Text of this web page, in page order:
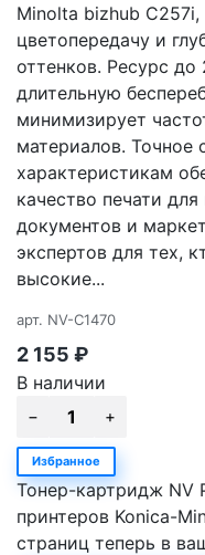
Minolta bizhub
цветопередачу и
оттенков. Ресурс до
длительную
минимизирует
материалов. Точное
характеристикам
качество печати
документов и
экспертов для тех,
высокие...
арт. NV-C1470
2 155 ₽
В наличии
Избранное
Тонер-картридж NV
принтеров Konica-
страниц теперь в